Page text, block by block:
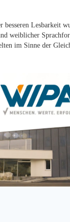
besseren Lesbarkeit
weiblicher
im Sinne der